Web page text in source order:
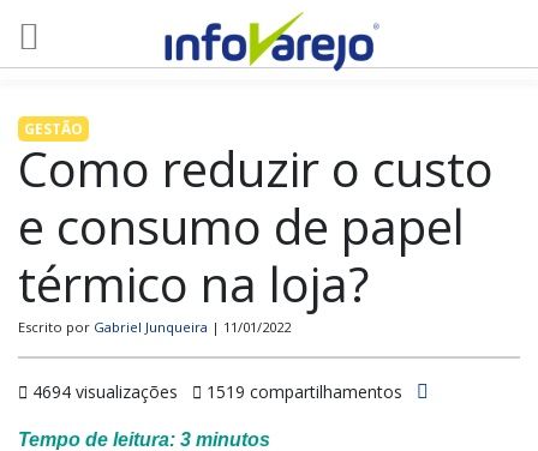
GESTÃO
Como reduzir o custo
e consumo de papel
térmico na loja?
Escrito por Gabriel Junqueira | 11/01/2022
4694 visualizações 1519 compartilhamentos
Tempo de leitura: 3 minutos